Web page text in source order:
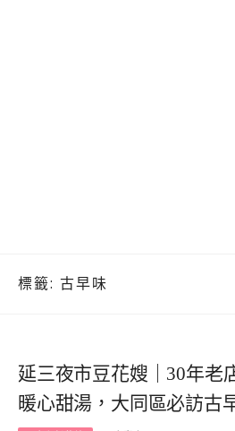
標籤: 古早味
延三夜市豆花嫂｜30年老
暖心甜湯，大同區必訪古